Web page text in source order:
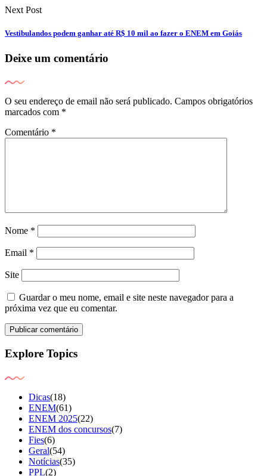
Next Post
Vestibulandos podem ganhar até R$ 10 mil ao fazer o ENEM em Goiás
Deixe um comentário
O seu endereço de email não será publicado. Campos obrigatórios
marcados com *
Comentário *
Nome *
Email *
Site
Guardar o meu nome, email e site neste navegador para a
próxima vez que eu comentar.
Explore Topics
Dicas(18)
ENEM(61)
ENEM 2025(22)
ENEM dos concursos(7)
Fies(6)
Geral(54)
Notícias(35)
PPL(2)